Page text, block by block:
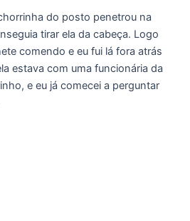
do posto penetrou na
tirar ela da cabeça. Logo
comendo e eu fui lá fora atrás
estava com uma funcionária da
e eu já comecei a perguntar